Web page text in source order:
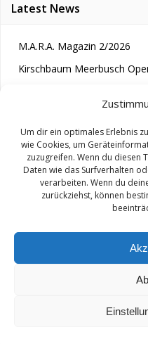
Um dir ein optimales Erlebnis
wie Cookies, um
zuzugreifen. Wenn du diesen
Daten wie das Surfverhalten
verarbeiten. Wenn du
zurückziehst, können
Latest News
M.A.R.A. Magazin 2/2026
Kirschbaum Meerbusch
© 2026 M.A.R.A..